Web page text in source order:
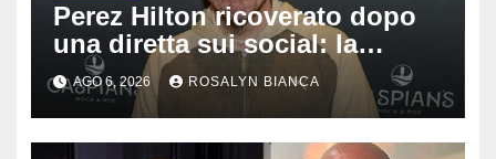
Perez Hilton ricoverato dopo
una diretta sui social: la
famiglia rompe il silenzio sulle
sue condizioni
AGO 6, 2026 ROSALYN BIANCA